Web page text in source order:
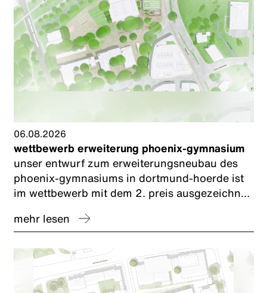
06.08.2026
wettbewerb erweiterung phoenix-gymnasium
unser entwurf zum erweiterungsneubau des
phoenix-gymnasiums in dortmund-hoerde ist
im wettbewerb mit dem 2. preis ausgezeichnet
unserem planungspartner caspar.
mehr lesen